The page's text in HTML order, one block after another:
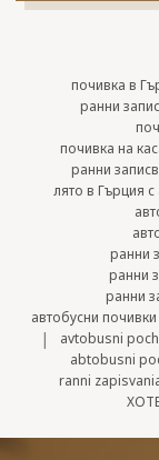
почивка в
ранни
почивка на
ранни
лято в Гърция с
ранни
ранни
ранни
автобусни
| avtobusni
abtobusni
ranni